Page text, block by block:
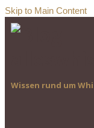
Skip to Main Content
Wissen rund um